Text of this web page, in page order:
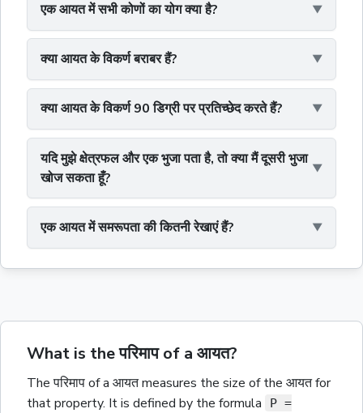
एक आयत में सभी कोणों का योग क्या है?
क्या आयत के विकर्ण बराबर हैं?
क्या आयत के विकर्ण 90 डिग्री पर प्रतिच्छेद करते हैं?
यदि मुझे क्षेत्रफल और एक भुजा पता है, तो क्या मैं दूसरी भुजा
खोज सकता हूँ?
एक आयत में समरूपता की कितनी रेखाएं हैं?
What is the परिमाप of a आयत?
Theपरिमापof a आयतmeasures the size of the आयतfor
that property. It is defined by the formula
P =